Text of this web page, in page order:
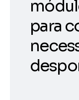
para